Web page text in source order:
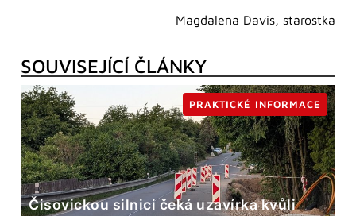
Magdalena Davis, starostka
SOUVISEJÍCÍ ČLÁNKY
Čisovickou silnici čeká uzavírka kvůli
PRAKTICKÉ INFORMACE